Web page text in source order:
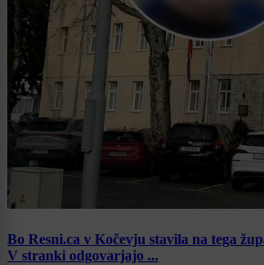
Bo Resni.ca v Kočevju stavila na tega
V stranki odgovarjajo ...